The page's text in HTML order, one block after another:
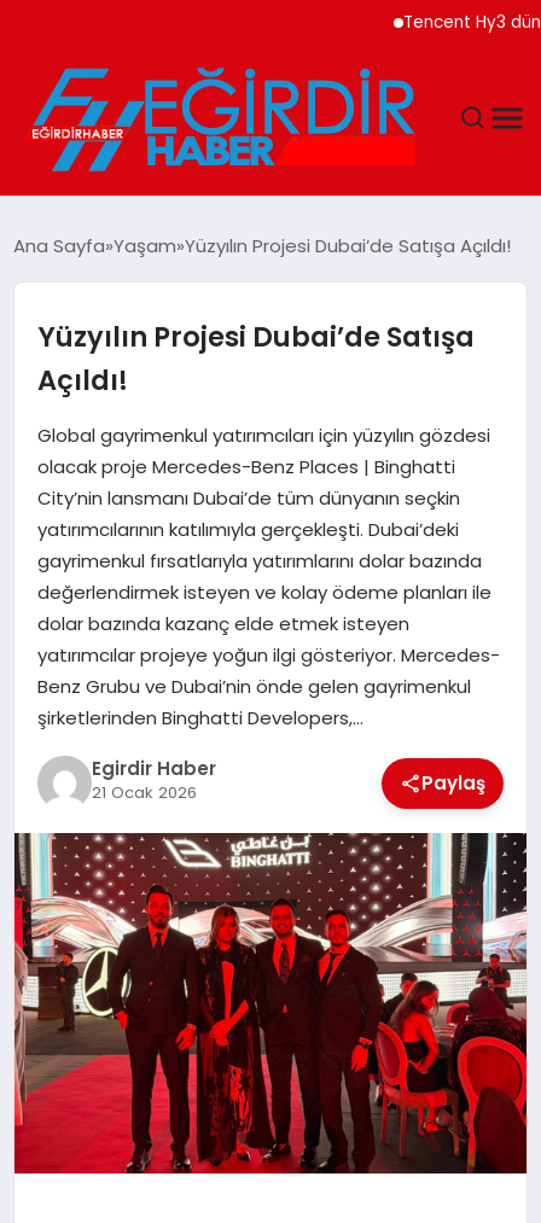
Tencent Hy3 dünya
EĞITIM
EKONOMI
MAGAZIN
SIYASET
SPOR
TEKNOLOJI
YAŞAM
Ana Sayfa Yaşam Yüzyılın Projesi Dubai’de Satışa Açıldı!
Yüzyılın Projesi Dubai’de Satışa
Açıldı!
Global gayrimenkul yatırımcıları için yüzyılın gözdesi
olacak proje Mercedes-Benz Places | Binghatti
City’nin lansmanı Dubai’de tüm dünyanın seçkin
yatırımcılarının katılımıyla gerçekleşti. Dubai’deki
gayrimenkul fırsatlarıyla yatırımlarını dolar bazında
değerlendirmek isteyen ve kolay ödeme planları ile
dolar bazında kazanç elde etmek isteyen
yatırımcılar projeye yoğun ilgi gösteriyor. Mercedes-
Benz Grubu ve Dubai’nin önde gelen gayrimenkul
şirketlerinden Binghatti Developers,…
Egirdir Haber
21 Ocak 2026 Paylaş